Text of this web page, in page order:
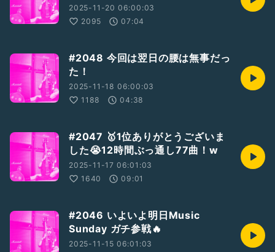
2025-11-20 06:00:03
2095
07:04
#2048 今回は翌日の腰は無事だっ
た！
2025-11-18 06:00:03
1188
04:38
#2047 🥇1位ありがとうございま
した😭12時間ぶっ通し77曲！w
2025-11-17 06:01:03
1640
09:01
#2046 いよいよ明日Music
Sunday ガチ参戦🔥
2025-11-15 06:01:03